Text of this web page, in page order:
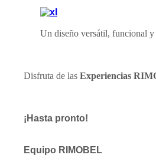
Un diseño versátil, funcional
Disfruta de las Experiencias
¡Hasta pronto!
Equipo RIMOBEL